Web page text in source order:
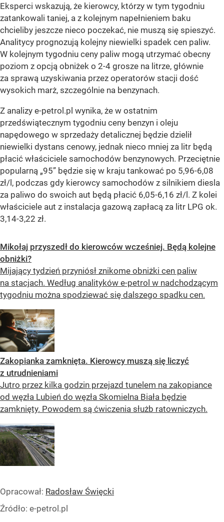
Eksperci wskazują, że kierowcy, którzy w tym tygodniu
zatankowali taniej, a z kolejnym napełnieniem baku
chcieliby jeszcze nieco poczekać, nie muszą się spieszyć.
Analitycy prognozują kolejny niewielki spadek cen paliw.
W kolejnym tygodniu ceny paliw mogą utrzymać obecny
poziom z opcją obniżek o 2-4 grosze na litrze, głównie
za sprawą uzyskiwania przez operatorów stacji dość
wysokich marż, szczególnie na benzynach.
Z analizy e-petrol.pl wynika, że w ostatnim
przedświątecznym tygodniu ceny benzyn i oleju
napędowego w sprzedaży detalicznej będzie dzielił
niewielki dystans cenowy, jednak nieco mniej za litr będą
płacić właściciele samochodów benzynowych. Przeciętnie
popularną „95” będzie się w kraju tankować po 5,96-6,08
zł/l, podczas gdy kierowcy samochodów z silnikiem diesla
za paliwo do swoich aut będą płacić 6,05-6,16 zł/l. Z kolei
właściciele aut z instalacja gazową zapłacą za litr LPG ok.
3,14-3,22 zł.
Mikołaj przyszedł do kierowców wcześniej. Będą kolejne
obniżki?
Mijający tydzień przyniósł znikome obniżki cen paliw
na stacjach. Według analityków e-petrol w nadchodzącym
tygodniu można spodziewać się dalszego spadku cen.
Zakopianka zamknięta. Kierowcy muszą się liczyć
z utrudnieniami
Jutro przez kilka godzin przejazd tunelem na zakopiance
od węzła Lubień do węzła Skomielna Biała będzie
zamknięty. Powodem są ćwiczenia służb ratowniczych.
Opracował: Radosław Święcki
Źródło: e-petrol.pl